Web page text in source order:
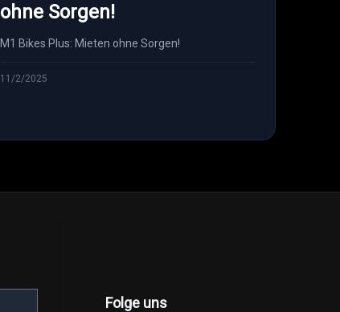
ohne Sorgen!
M1 Bikes Plus: Mieten ohne Sorgen!
11/2/2025
Folge uns